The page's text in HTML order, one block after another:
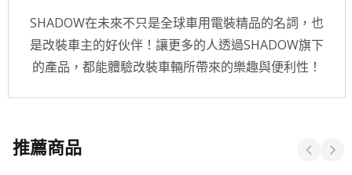
SHADOW在未來不只是全球車用電裝精品的名詞，也
是改裝車主的好伙伴！讓更多的人透過SHADOW旗下
的產品，都能體驗改裝車輛所帶來的樂趣與便利性！
推薦商品